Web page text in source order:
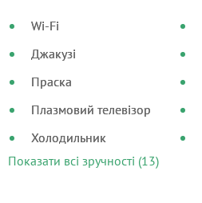
Wi-Fi
Джакузі
Праска
Плазмовий телевізор
Холодильник
Показати всі зручності (13)